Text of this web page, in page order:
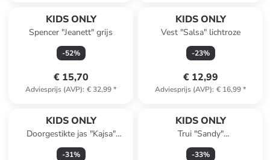
KIDS ONLY
Spencer "Jeanett" grijs
-52%
€ 15,70
Adviesprijs (AVP): € 32,99*
KIDS ONLY
Vest "Salsa" lichtroze
-23%
€ 12,99
Adviesprijs (AVP): € 16,99*
KIDS ONLY
Doorgestikte jas "Kajsa"
donkerblauw
-31%
KIDS ONLY
Trui "Sandy"
lichtroze/lichtbruin/paars
-33%